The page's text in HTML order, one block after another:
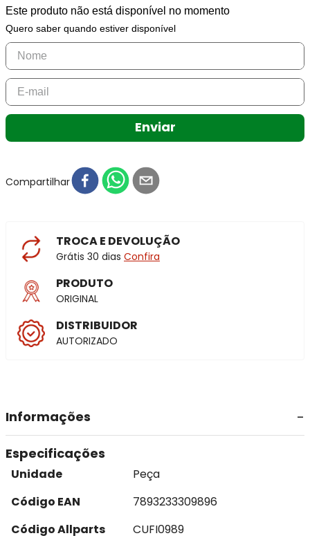
Este produto não está disponível no momento
Quero saber quando estiver disponível
Enviar
Compartilhar
TROCA E DEVOLUÇÃO
Grátis 30 dias Confira
PRODUTO
ORIGINAL
DISTRIBUIDOR
AUTORIZADO
Informações
Especificações
Unidade
Peça
Código EAN
7893233309896
Código Allparts
CUFI0989